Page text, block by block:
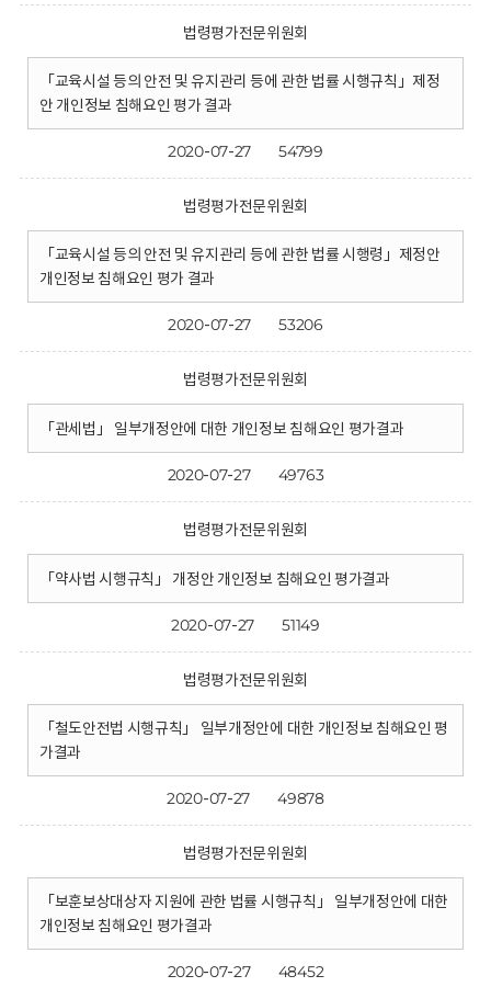
법령평가전문위원회
「교육시설 등의 안전 및 유지관리 등에 관한 법률 시행규칙」제정
안 개인정보 침해요인 평가 결과
2020-07-27 54799
법령평가전문위원회
「교육시설 등의 안전 및 유지관리 등에 관한 법률 시행령」제정안
개인정보 침해요인 평가 결과
2020-07-27 53206
법령평가전문위원회
「관세법」 일부개정안에 대한 개인정보 침해요인 평가결과
2020-07-27 49763
법령평가전문위원회
「약사법 시행규칙」 개정안 개인정보 침해요인 평가결과
2020-07-27 51149
법령평가전문위원회
「철도안전법 시행규칙」 일부개정안에 대한 개인정보 침해요인 평
가결과
2020-07-27 49878
법령평가전문위원회
「보훈보상대상자 지원에 관한 법률 시행규칙」 일부개정안에 대한
개인정보 침해요인 평가결과
2020-07-27 48452